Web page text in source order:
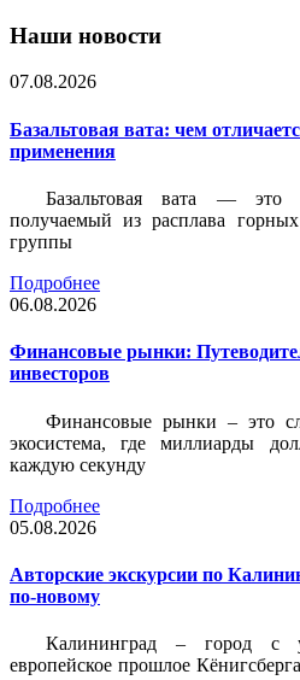
Наши новости
07.08.2026
Базальтовая вата: чем
применения
Базальтовая вата — это
получаемый из расплава горных
группы
Подробнее
06.08.2026
Финансовые рынки:
инвесторов
Финансовые рынки – это
экосистема, где миллиарды
каждую секунду
Подробнее
05.08.2026
Авторские экскурсии по
по-новому
Калининград – город с
европейское прошлое